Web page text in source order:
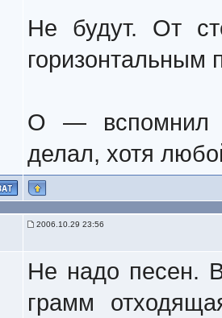
Не будут. От
горизонтальным
О — вспомнил
делал, хотя
2006.10.29 23:56
Не надо песен.
грамм